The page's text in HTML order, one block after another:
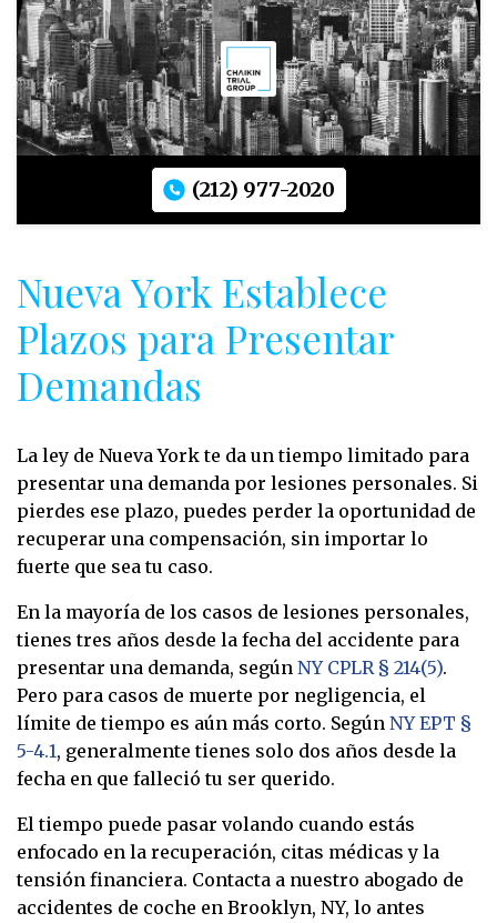
(212) 977-2020
Nueva York Establece
Plazos para Presentar
Demandas
La ley de Nueva York te da un tiempo limitado para
presentar una demanda por lesiones personales. Si
pierdes ese plazo, puedes perder la oportunidad de
recuperar una compensación, sin importar lo
fuerte que sea tu caso.
En la mayoría de los casos de lesiones personales,
tienes tres años desde la fecha del accidente para
presentar una demanda, según NY CPLR § 214(5).
Pero para casos de muerte por negligencia, el
límite de tiempo es aún más corto. Según NY EPT §
5-4.1, generalmente tienes solo dos años desde la
fecha en que falleció tu ser querido.
El tiempo puede pasar volando cuando estás
enfocado en la recuperación, citas médicas y la
tensión financiera. Contacta a nuestro abogado de
accidentes de coche en Brooklyn, NY, lo antes